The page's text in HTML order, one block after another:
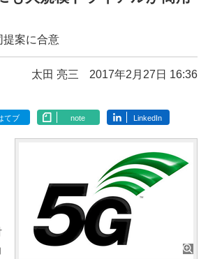
提案に合意
太田 亮三 2017年2月27日 16:36
てブ note LinkedIn